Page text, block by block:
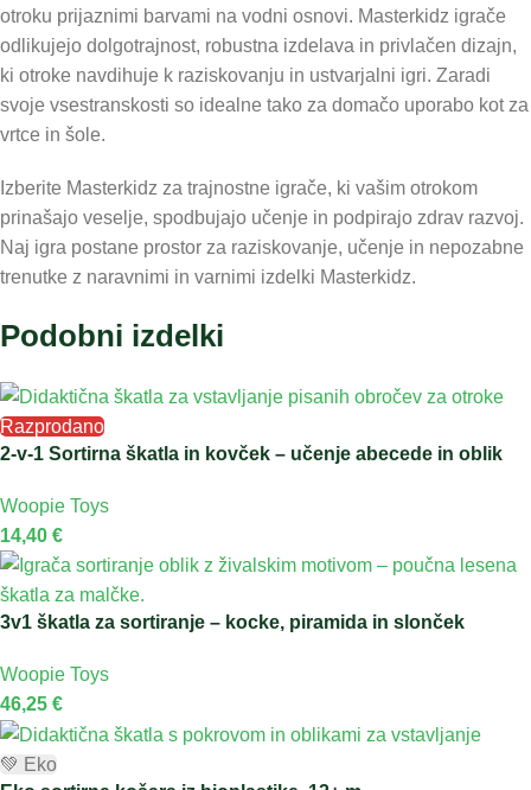
otroku prijaznimi barvami na vodni osnovi. Masterkidz igrače
odlikujejo dolgotrajnost, robustna izdelava in privlačen dizajn,
ki otroke navdihuje k raziskovanju in ustvarjalni igri. Zaradi
svoje vsestranskosti so idealne tako za domačo uporabo kot za
vrtce in šole.
Izberite Masterkidz za trajnostne igrače, ki vašim otrokom
prinašajo veselje, spodbujajo učenje in podpirajo zdrav razvoj.
Naj igra postane prostor za raziskovanje, učenje in nepozabne
trenutke z naravnimi in varnimi izdelki Masterkidz.
Podobni izdelki
Razprodano
2-v-1 Sortirna škatla in kovček – učenje abecede in oblik
Woopie Toys
14,40 €
3v1 škatla za sortiranje – kocke, piramida in slonček
Woopie Toys
46,25 €
💚 Eko